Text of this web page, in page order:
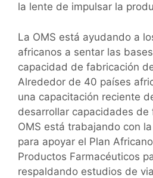
la lente de impulsar la
La OMS está ayudando a
africanos a sentar las
capacidad de fabricación
Alrededor de 40 países
una capacitación reciente
desarrollar capacidades de
OMS está trabajando con
para apoyar el Plan
Productos Farmacéuticos
respaldando estudios de